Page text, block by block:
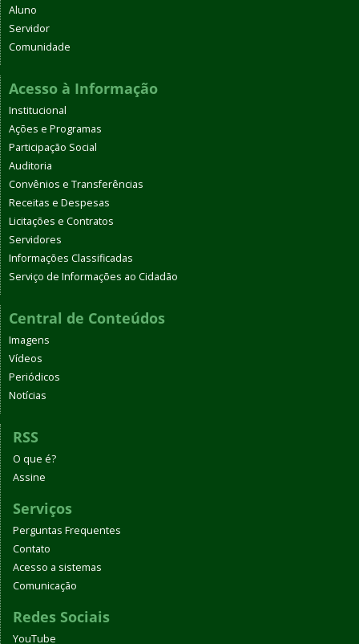
Aluno
Servidor
Comunidade
Acesso à Informação
Institucional
Ações e Programas
Participação Social
Auditoria
Convênios e Transferências
Receitas e Despesas
Licitações e Contratos
Servidores
Informações Classificadas
Serviço de Informações ao Cidadão
Central de Conteúdos
Imagens
Vídeos
Periódicos
Notícias
RSS
O que é?
Assine
Serviços
Perguntas Frequentes
Contato
Acesso a sistemas
Comunicação
Redes Sociais
YouTube